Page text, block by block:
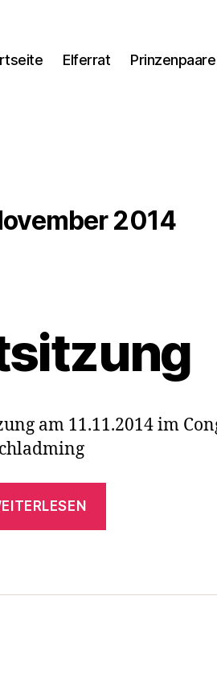
Elferrat Prinzenpaare
2014
am 11.11.2014 im